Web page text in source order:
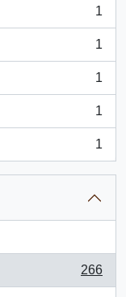
1
1
1
1
1
266